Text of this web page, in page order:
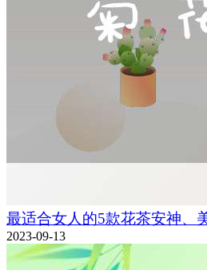
最适合女人的5款花茶安神、
2023-09-13